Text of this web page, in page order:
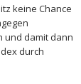
keine Chance
und damit dann
durch